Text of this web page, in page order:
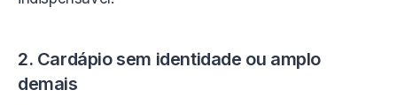
2. Cardápio sem identidade ou amplo
demais